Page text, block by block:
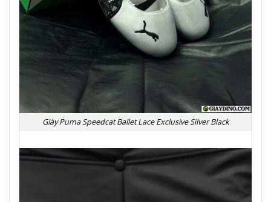
Giày Puma Speedcat Ballet Lace Exclusive Silver Black